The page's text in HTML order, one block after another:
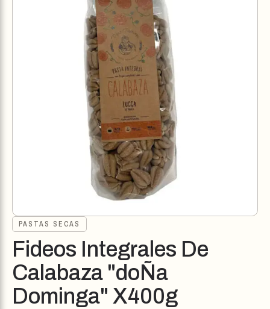
PASTAS SECAS
Fideos Integrales De
Calabaza "doÑa
Dominga" X400g